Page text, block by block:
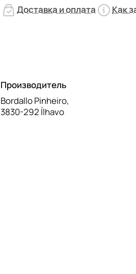
Доставка и оплата Как
Производитель
Bordallo Pinheiro,
3830-292 Ílhavo